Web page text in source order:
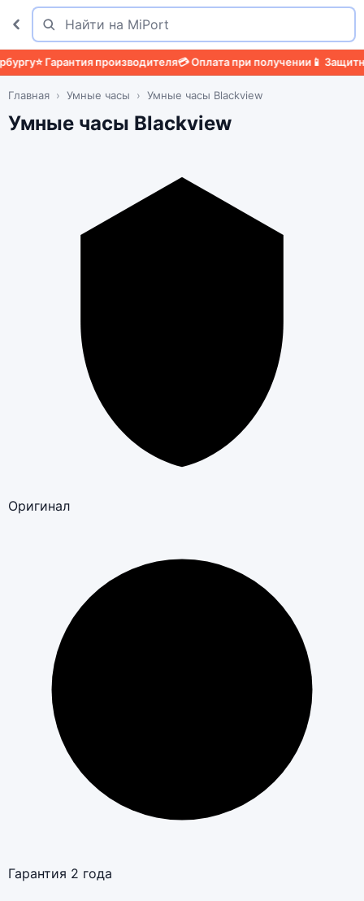
Поиск
Найти
⭐ Гарантия производителя💳 Оплата при получении📱 Защитный
Главная Умные часы Умные часы Blackview
Умные часы Blackview
Оригинал
Гарантия 2 года